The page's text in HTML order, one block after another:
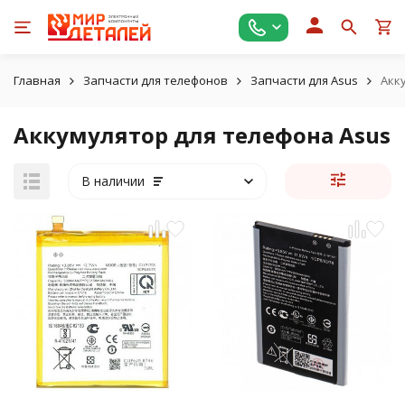
Главная Запчасти для телефонов Запчасти для Asus
Аккумулятор для телефона Asus
В наличии